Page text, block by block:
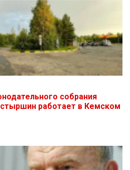
собрания
работает в Кемском